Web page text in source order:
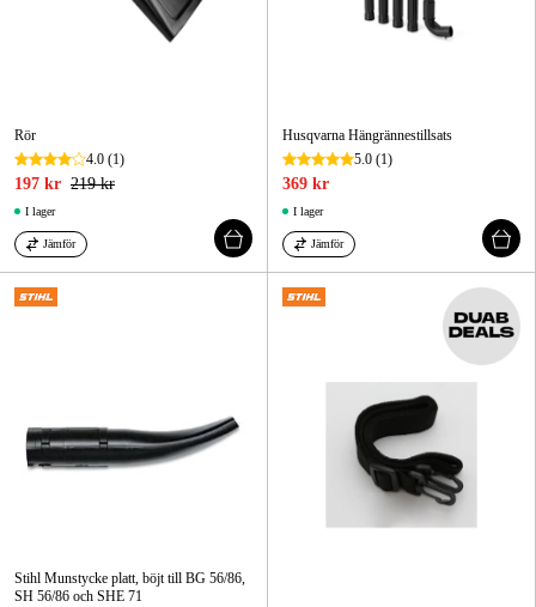
Rör
4.0 (1)
197 kr 219 kr
I lager
Jämför
Husqvarna Hängrännestillsats
5.0 (1)
369 kr
I lager
Jämför
Stihl Munstycke platt, böjt till BG 56/86,
SH 56/86 och SHE 71